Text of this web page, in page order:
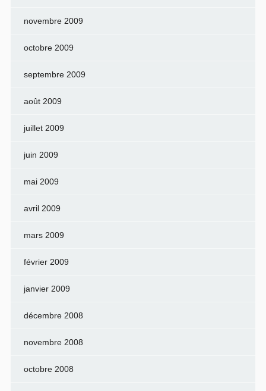
novembre 2009
octobre 2009
septembre 2009
août 2009
juillet 2009
juin 2009
mai 2009
avril 2009
mars 2009
février 2009
janvier 2009
décembre 2008
novembre 2008
octobre 2008